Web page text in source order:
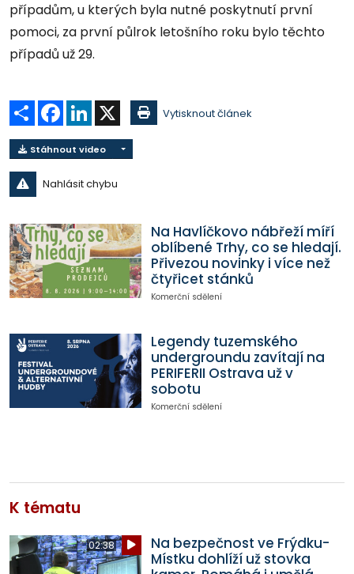
případům, u kterých byla nutné poskytnutí první
pomoci, za první půlrok letošního roku bylo těchto
případů už 29.
Sdílet Facebook
LinkedIn Vytisknout článek
Stáhnout video
Nahlásit chybu
Na Havlíčkovo nábřeží míří
oblíbené Trhy, co se hledají.
Přivezou novinky i více než
čtyřicet stánků
Komerční sdělení
Legendy tuzemského
undergroundu zavítají na
PERIFERII Ostrava už v
sobotu
Komerční sdělení
K tématu
02:38
Na bezpečnost ve Frýdku-
Místku dohlíží už stovka